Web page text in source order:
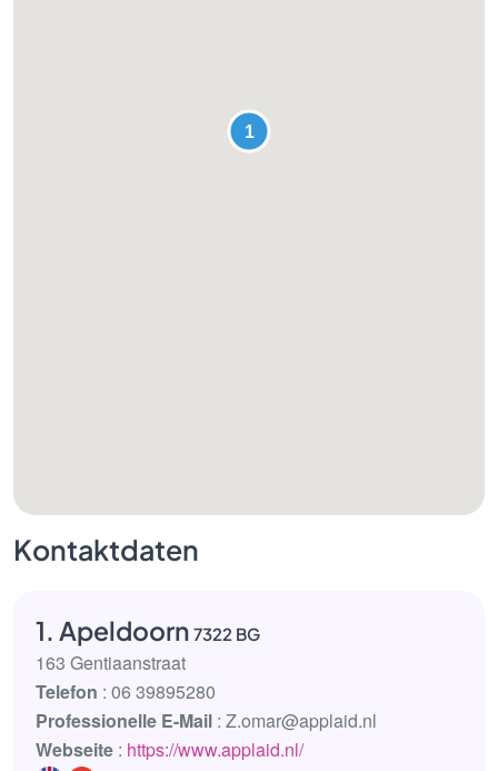
Kontaktdaten
1. Apeldoorn 7322 BG
163 Gentiaanstraat
Telefon : 06 39895280
Professionelle E-Mail : Z.omar@applaid.nl
Webseite : https://www.applaid.nl/